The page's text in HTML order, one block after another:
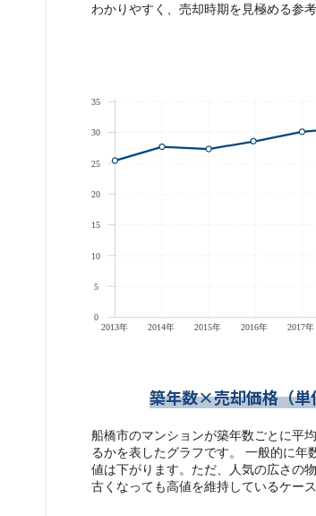
わかりやすく、売却時期を見極める参考
築年数×売却価格（単
船橋市のマンションが築年数ごとに平
るかを表したグラフです。 一般的に年
値は下がります。ただ、人気の広さの
古くなっても高値を維持しているケース